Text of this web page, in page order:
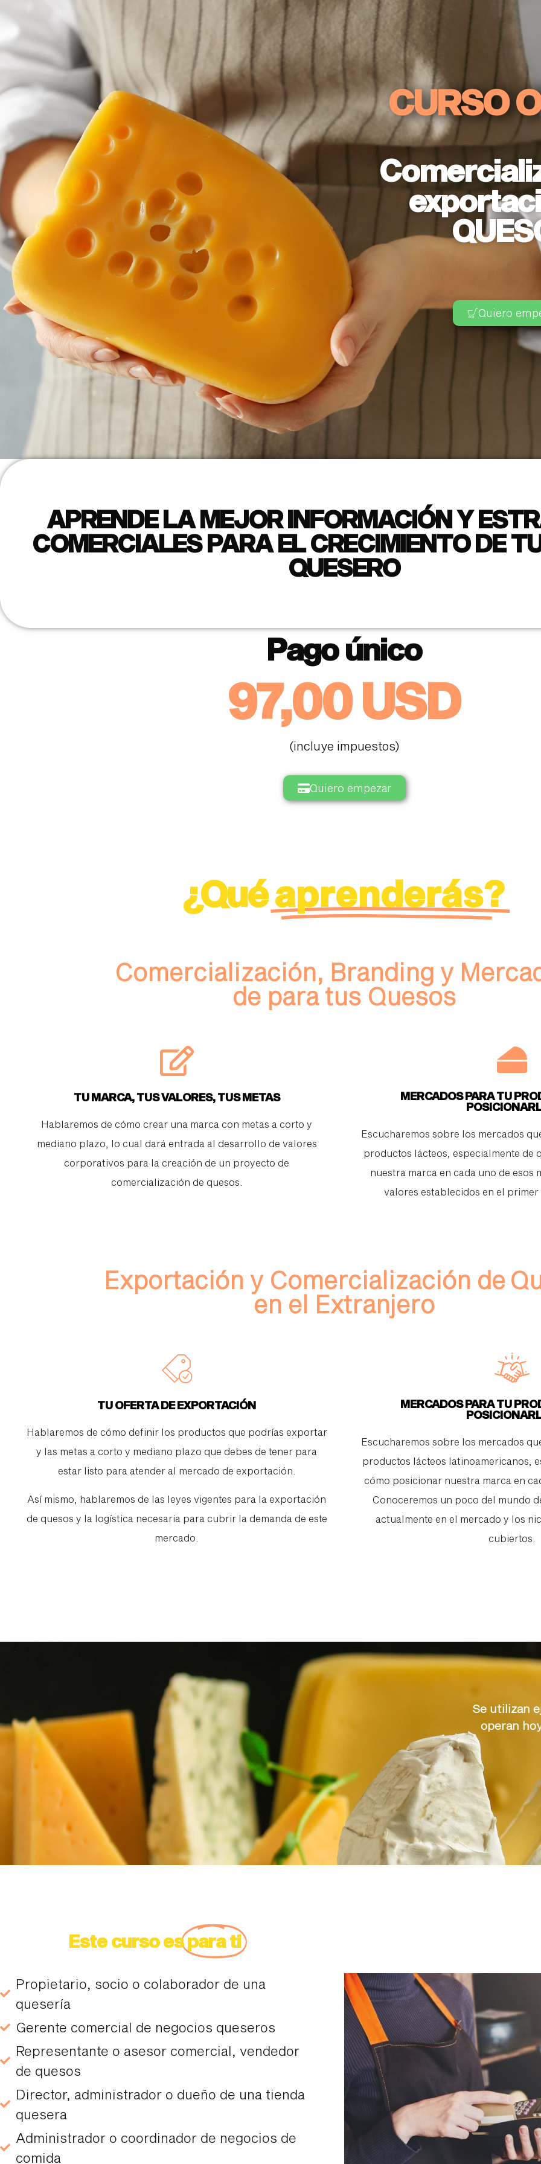
CURSO
Quiero
APRENDE LA MEJOR INFORMACIÓN Y
COMERCIALES PARA EL CRECIMIENTO DE
QUESERO
Pago único
97,00 USD
(incluye impuestos)
Quiero empezar
¿Quéaprenderás?
Comercialización, Branding y
de para tus Quesos
TU MARCA, TUS VALORES, TUS METAS
Hablaremos de cómo crear una marca con metas a corto y
mediano plazo, lo cual dará entrada al desarrollo de valores
corporativos para la creación de un proyecto de
comercialización de quesos.
MERCADOS PARA TU
Escucharemos sobre los mercados
productos lácteos, especialmente de
nuestra marca en cada uno de esos
valores establecidos en el primer
Exportación y Comercialización de
en el Extranjero
TU OFERTA DE EXPORTACIÓN
Hablaremos de cómo definir los productos que podrías exportar
y las metas a corto y mediano plazo que debes de tener para
estar listo para atender al mercado de exportación.
Así mismo, hablaremos de las leyes vigentes para la exportación
de quesos y la logística necesaria para cubrir la demanda de este
mercado.
MERCADOS PARA TU
Escucharemos sobre los mercados
productos lácteos latinoamericanos,
cómo posicionar nuestra marca en
Conoceremos un poco del mundo
actualmente en el mercado y los
cubiertos.
Se utilizan
operan
Este curso espara ti
Propietario, socio o colaborador de una
quesería
Gerente comercial de negocios queseros
Representante o asesor comercial, vendedor
de quesos
Director, administrador o dueño de una tienda
quesera
Administrador o coordinador de negocios de
comida